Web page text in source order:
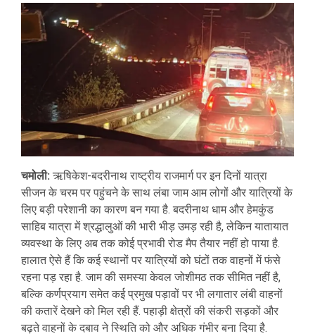
चमोली: ऋषिकेश-बदरीनाथ राष्ट्रीय राजमार्ग पर इन दिनों यात्रा
सीजन के चरम पर पहुंचने के साथ लंबा जाम आम लोगों और यात्रियों के
लिए बड़ी परेशानी का कारण बन गया है. बदरीनाथ धाम और हेमकुंड
साहिब यात्रा में श्रद्धालुओं की भारी भीड़ उमड़ रही है, लेकिन यातायात
व्यवस्था के लिए अब तक कोई प्रभावी रोड मैप तैयार नहीं हो पाया है.
हालात ऐसे हैं कि कई स्थानों पर यात्रियों को घंटों तक वाहनों में फंसे
रहना पड़ रहा है. जाम की समस्या केवल जोशीमठ तक सीमित नहीं है,
बल्कि कर्णप्रयाग समेत कई प्रमुख पड़ावों पर भी लगातार लंबी वाहनों
की कतारें देखने को मिल रही हैं. पहाड़ी क्षेत्रों की संकरी सड़कों और
बढ़ते वाहनों के दबाव ने स्थिति को और अधिक गंभीर बना दिया है.